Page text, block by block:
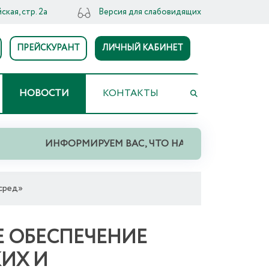
стр. 2а Версия для слабовидящих
ПРЕЙСКУРАНТ ЛИЧНЫЙ КАБИНЕТ
НОВОСТИ КОНТАКТЫ
ИНФОРМИРУЕМ ВАС, ЧТО НА ТЕРРИТОРИИ
И